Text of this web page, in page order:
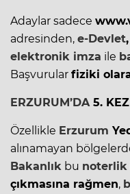
Adaylar sadece
adresinden, e-Devlet,
elektronik imza ile
Başvurular fiziki
ERZURUM’DA 5.
Özellikle Erzurum
alınamayan
Bakanlık bu noterlik
çıkmasına rağmen,